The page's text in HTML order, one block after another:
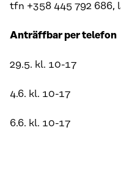
tfn +358 445 792 686,
Anträffbar per telefon
29.5. kl. 10-17
4.6. kl. 10-17
6.6. kl. 10-17